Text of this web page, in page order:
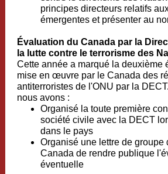
principes directeurs relatifs
émergentes et présenter au
Évaluation du Canada par la
la lutte contre le terrorisme des
Cette année a marqué la deuxième
mise en œuvre par le Canada des
antiterroristes de l'ONU par la
nous avons :
Organisé la toute première
société civile avec la DECT
dans le pays
Organisé une lettre de groupe
Canada de rendre publique
éventuelle